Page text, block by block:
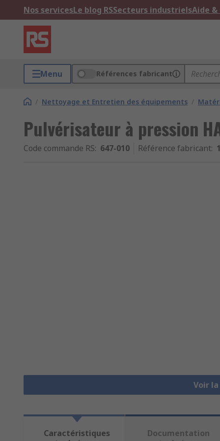
Nos servicesLe blog RSSecteurs industrielsAide
Menu Références fabricant
/ Nettoyage et Entretien des équipements /
Pulvérisateur à pression
Code commande RS: 647-010 Référence fabricant:
Voir
Caractéristiques
Documentation